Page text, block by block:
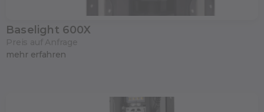
Baselight 600X
mehr erfahren